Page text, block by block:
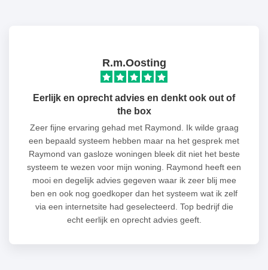
R.m.Oosting
Eerlijk en oprecht advies en denkt ook out of
the box
Zeer fijne ervaring gehad met Raymond. Ik wilde graag
een bepaald systeem hebben maar na het gesprek met
Raymond van gasloze woningen bleek dit niet het beste
systeem te wezen voor mijn woning. Raymond heeft een
mooi en degelijk advies gegeven waar ik zeer blij mee
ben en ook nog goedkoper dan het systeem wat ik zelf
via een internetsite had geselecteerd. Top bedrijf die
echt eerlijk en oprecht advies geeft.